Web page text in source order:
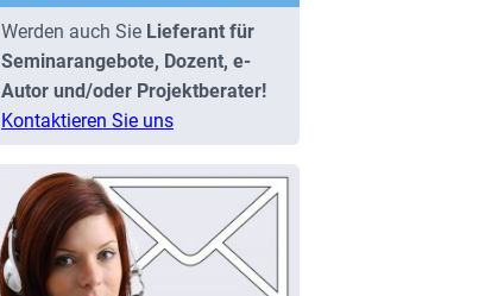
Werden auch Sie Lieferant für
Seminarangebote, Dozent, e-
Autor und/oder Projektberater!
Kontaktieren Sie uns